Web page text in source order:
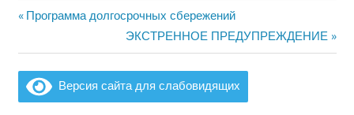
Навигация
по
записям
Предыдущая
Программа долгосрочных сбережений
Следующая
запись:
ЭКСТРЕННОЕ ПРЕДУПРЕЖДЕНИЕ
Версия сайта для слабовидящих